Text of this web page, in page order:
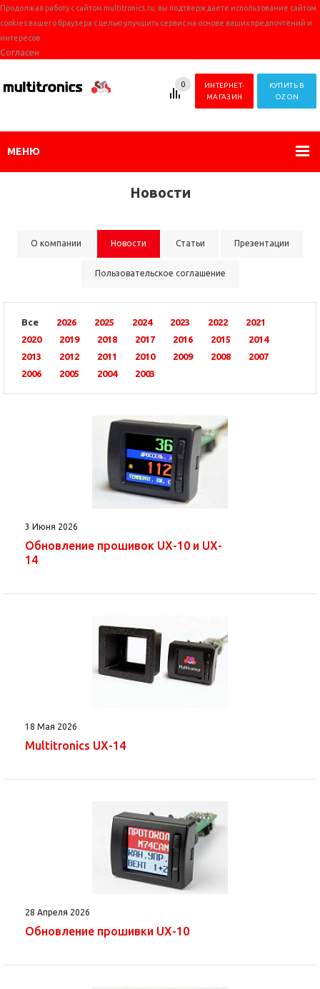
Продолжая работу с сайтом multitronics.ru, вы подтверждаете использование сайтом
cookies вашего браузера с целью улучшить сервис на основе ваших предпочтений и
интересов.
Согласен
КУПИТЬ В
OZON
ИНТЕРНЕТ-
МАГАЗИН
0
МЕНЮ
Новости
О компании Новости Статьи Презентации
Пользовательское соглашение
Все 2026 2025 2024 2023 2022
2021
2020
2019 2018 2017 2016 2015
2014
2013
2012 2011 2010 2009 2008
2007
2006
2005 2004 2003
3 Июня 2026
Обновление прошивок UX-10 и UX-
14
18 Мая 2026
Multitronics UX-14
28 Апреля 2026
Обновление прошивки UX-10